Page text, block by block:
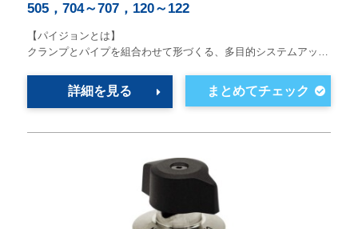
505，704～707，120～122
【パイジョンとは】
クランプとパイプを組合わせて形づくる、多目的システムアッ…
詳細を見る